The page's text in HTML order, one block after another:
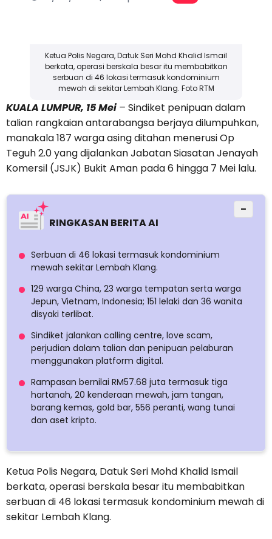
Ketua Polis Negara, Datuk Seri Mohd Khalid Ismail
berkata, operasi berskala besar itu membabitkan
serbuan di 46 lokasi termasuk kondominium
mewah di sekitar Lembah Klang. Foto RTM
KUALA LUMPUR, 15 Mei– Sindiket penipuan dalam
talian rangkaian antarabangsa berjaya dilumpuhkan,
manakala 187 warga asing ditahan menerusi Op
Teguh 2.0 yang dijalankan Jabatan Siasatan Jenayah
Komersil (JSJK) Bukit Aman pada 6 hingga 7 Mei lalu.
RINGKASAN BERITA AI
−
Serbuan di 46 lokasi termasuk kondominium
mewah sekitar Lembah Klang.
129 warga China, 23 warga tempatan serta warga
Jepun, Vietnam, Indonesia; 151 lelaki dan 36 wanita
disyaki terlibat.
Sindiket jalankan calling centre, love scam,
perjudian dalam talian dan penipuan pelaburan
menggunakan platform digital.
Rampasan bernilai RM57.68 juta termasuk tiga
hartanah, 20 kenderaan mewah, jam tangan,
barang kemas, gold bar, 556 peranti, wang tunai
dan aset kripto.
Ketua Polis Negara, Datuk Seri Mohd Khalid Ismail
berkata, operasi berskala besar itu membabitkan
serbuan di 46 lokasi termasuk kondominium mewah di
sekitar Lembah Klang.